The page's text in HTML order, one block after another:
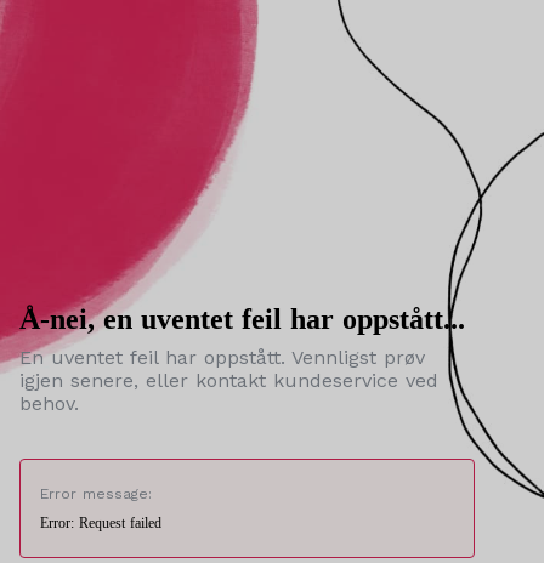
Å-nei, en uventet feil har oppstått...
En uventet feil har oppstått. Vennligst prøv
igjen senere, eller kontakt kundeservice ved
behov.
Error message:
Error: Request failed